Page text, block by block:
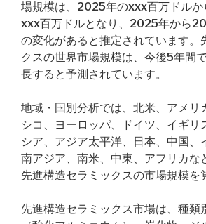
場規模は、2025年のxxx百万ドル
xxx百万ドルとなり、2025年から
の変化があると推定されています。
クスの世界市場規模は、今後5年間
長すると予測されています。
地域・国別分析では、北米、アメリ
シコ、ヨーロッパ、ドイツ、イギリ
シア、アジア太平洋、日本、中国、
南アジア、南米、中東、アフリカな
先進構造セラミックスの市場規模を
先進構造セラミックス市場は、種類